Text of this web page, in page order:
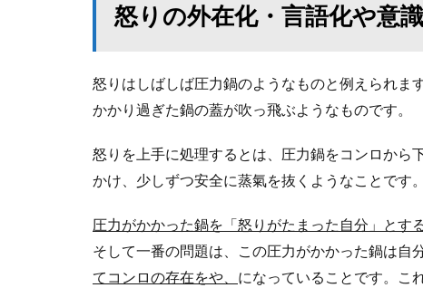
怒りの外在化・言語化や意
怒りはしばしば圧力鍋のようなものと例えられま
かかり過ぎた鍋の蓋が吹っ飛ぶようなものです。
怒りを上手に処理するとは、圧力鍋をコンロから
かけ、少しずつ安全に蒸氣を抜くようなことです。
圧力がかかった鍋を「怒りがたまった自分」とす
そして一番の問題は、この圧力がかかった鍋は自
てコンロの存在をや、 になっていることです。こ